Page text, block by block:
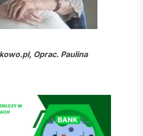
Oprac. Paulina